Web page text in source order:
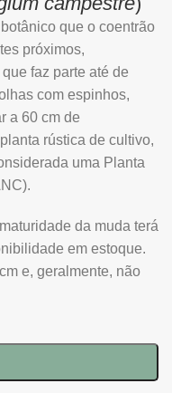
que o coentrão
próximos,
faz parte até de
com espinhos,
a 60 cm de
rústica de cultivo,
uma Planta
da muda terá
em estoque.
e, geralmente, não